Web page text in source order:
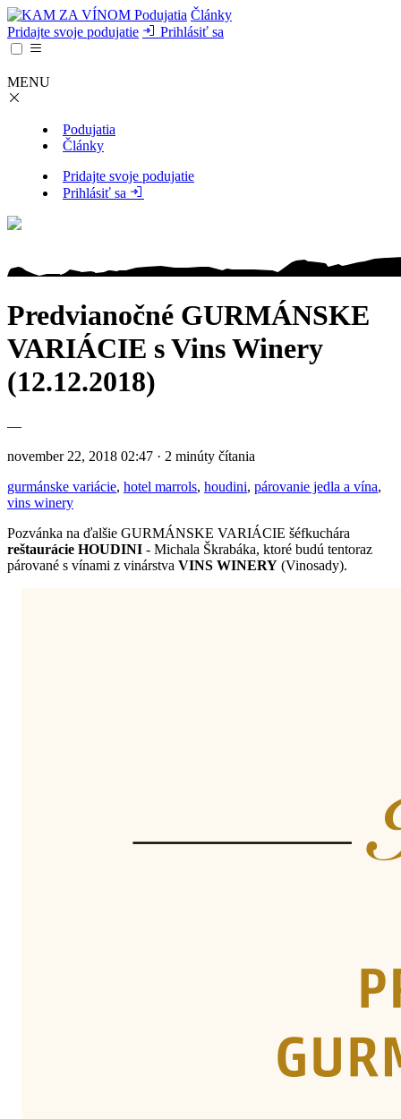
Podujatia Články
Pridajte svoje podujatie
Prihlásiť sa
MENU
Podujatia
Články
Pridajte svoje podujatie
Prihlásiť sa
Predvianočné GURMÁNSKE
VARIÁCIE s Vins Winery
(12.12.2018)
—
november 22, 2018 02:47 · 2 minúty čítania
gurmánske variácie, hotel marrols, houdini, párovanie jedla a vína,
vins winery
Pozvánka na ďalšie GURMÁNSKE VARIÁCIE šéfkuchára
reštaurácie HOUDINI - Michala Škrabáka, ktoré budú tentoraz
párované s vínami z vinárstva VINS WINERY (Vinosady).